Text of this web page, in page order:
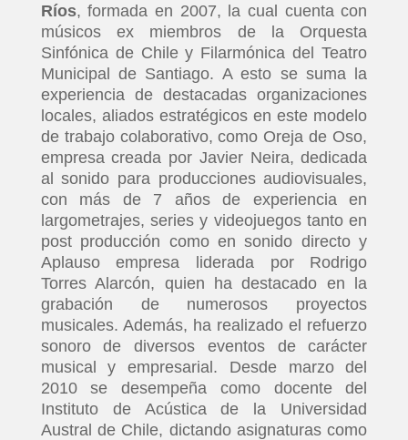
Ríos, formada en 2007, la cual cuenta con
músicos ex miembros de la Orquesta
Sinfónica de Chile y Filarmónica del Teatro
Municipal de Santiago. A esto se suma la
experiencia de destacadas organizaciones
locales, aliados estratégicos en este modelo
de trabajo colaborativo, como Oreja de Oso,
empresa creada por Javier Neira, dedicada
al sonido para producciones audiovisuales,
con más de 7 años de experiencia en
largometrajes, series y videojuegos tanto en
post producción como en sonido directo y
Aplauso empresa liderada por Rodrigo
Torres Alarcón, quien ha destacado en la
grabación de numerosos proyectos
musicales. Además, ha realizado el refuerzo
sonoro de diversos eventos de carácter
musical y empresarial. Desde marzo del
2010 se desempeña como docente del
Instituto de Acústica de la Universidad
Austral de Chile, dictando asignaturas como